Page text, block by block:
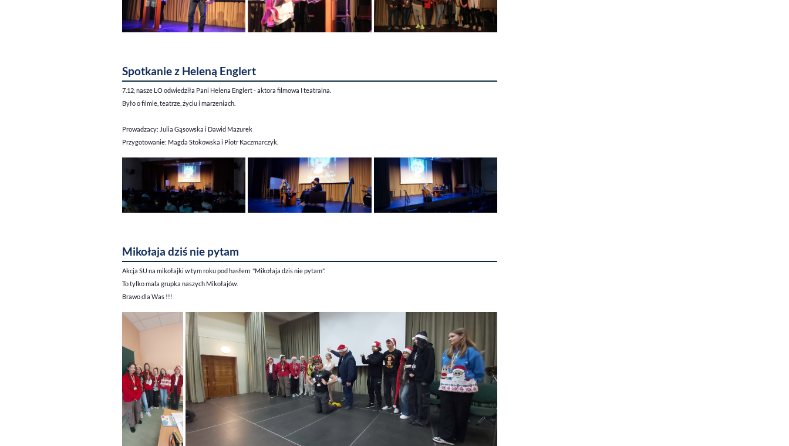
Spotkanie z Heleną Englert
7.12, nasze LO odwiedziła Pani Helena Englert - aktora filmowa I teatralna.
Było o filmie, teatrze, życiu i marzeniach.
Prowadzacy: Julia Gąsowska i Dawid Mazurek
Przygotowanie: Magda Stokowska i Piotr Kaczmarczyk.
Mikołaja dziś nie pytam
Akcja SU na mikołajki w tym roku pod hasłem "Mikołaja dzis nie pytam".
To tylko mala grupka naszych Mikołajów.
Brawo dla Was !!!